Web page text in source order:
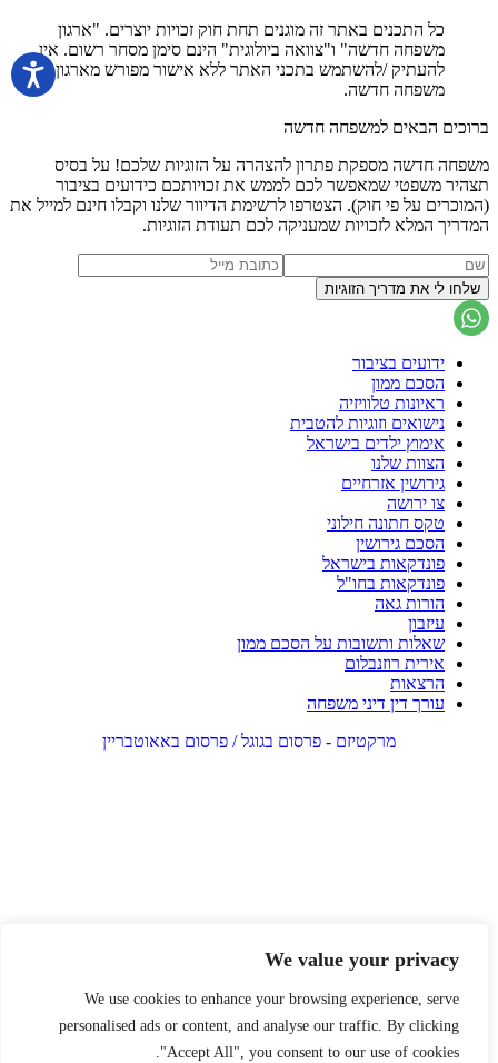
We value your privacy
We use cookies to enhance your browsing experience, serve
personalised ads or content, and analyse our traffic. By clicking
"Accept All", you consent to our use of cookies.
כל התכנים באתר זה מוגנים תחת חוק זכויות יוצרים. "ארגון
משפחה חדשה" ו"צוואה ביולוגית" הינם סימן מסחר רשום. אין
להעתיק /להשתמש בתכני האתר ללא אישור מפורש מארגון
משפחה חדשה.
ברוכים הבאים למשפחה חדשה
משפחה חדשה מספקת פתרון להצהרה על הזוגיות שלכם! על בסיס
תצהיר משפטי שמאפשר לכם לממש את זכויותכם כידועים בציבור
(המוכרים על פי חוק). הצטרפו לרשימת הדיוור שלנו וקבלו חינם למייל את
המדריך המלא לזכויות שמעניקה לכם תעודת הזוגיות.
ידועים בציבור
הסכם ממון
ראיונות טלוויזיה
נישואים וזוגיות להטבית
אימוץ ילדים בישראל
הצוות שלנו
גירושין אזרחיים
צו ירושה
טקס חתונה חילוני
הסכם גירושין
פונדקאות בישראל
פונדקאות בחו"ל
הורות גאה
עיזבון
שאלות ותשובות על הסכם ממון
אירית רוזנבלום
הרצאות
עורך דין דיני משפחה
מרקטיזם - פרסום בגוגל / פרסום באאוטבריין